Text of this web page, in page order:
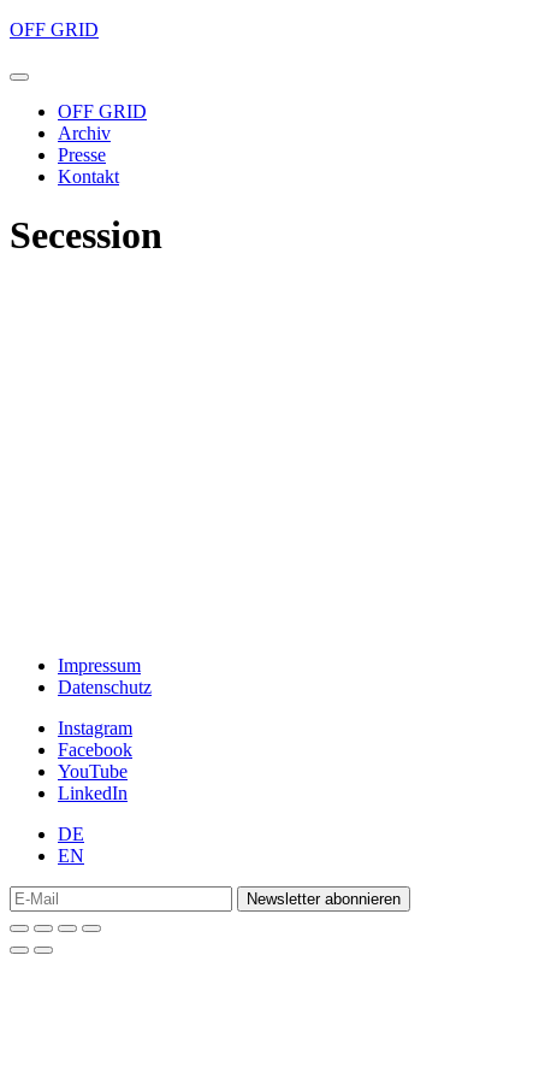
OFF GRID
OFF GRID
Archiv
Presse
Kontakt
Secession
Impressum
Datenschutz
Instagram
Facebook
YouTube
LinkedIn
DE
EN